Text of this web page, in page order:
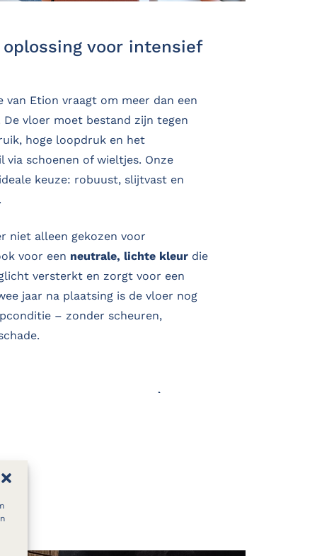
voor intensief
van Etion vraagt om meer dan een
vloer moet bestand zijn tegen
hoge loopdruk en het
via schoenen of wieltjes. Onze
keuze: robuust, slijtvast en
niet alleen gekozen voor
voor een neutrale, lichte kleur die
versterkt en zorgt voor een
jaar na plaatsing is de vloer nog
– zonder scheuren,